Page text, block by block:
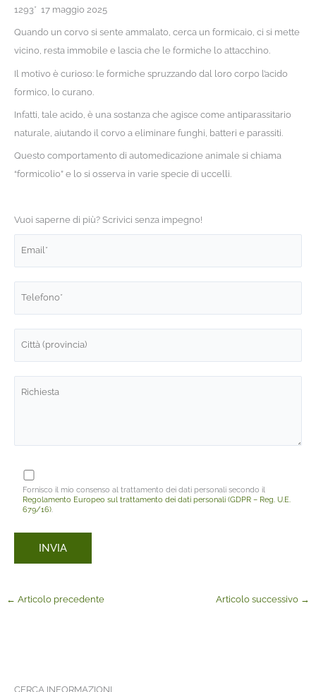
1293* 17 maggio 2025
Quando un corvo si sente ammalato, cerca un formicaio, ci si mette
vicino, resta immobile e lascia che le formiche lo attacchino.
Il motivo è curioso: le formiche spruzzando dal loro corpo l’acido
formico, lo curano.
Infatti, tale acido, è una sostanza che agisce come antiparassitario
naturale, aiutando il corvo a eliminare funghi, batteri e parassiti.
Questo comportamento di automedicazione animale si chiama
“formicolio” e lo si osserva in varie specie di uccelli.
Vuoi saperne di più? Scrivici senza impegno!
Fornisco il mio consenso al trattamento dei dati personali secondo il
Regolamento Europeo sul trattamento dei dati personali (GDPR – Reg. U.E.
679/16).
← Articolo precedente Articolo successivo →
CERCA INFORMAZIONI